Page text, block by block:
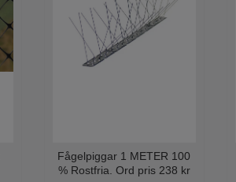
Fågelpiggar 1 METER 100
% Rostfria. Ord pris 238 kr